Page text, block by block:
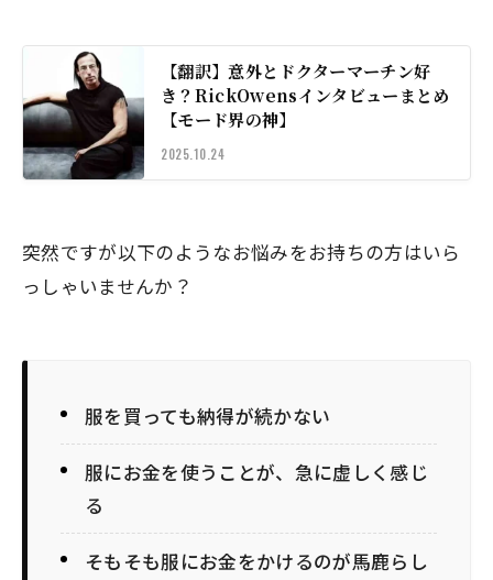
【翻訳】意外とドクターマーチン好
き？RickOwensインタビューまとめ
【モード界の神】
2025.10.24
突然ですが以下のようなお悩みをお持ちの方はいら
っしゃいませんか？
服を買っても納得が続かない
服にお金を使うことが、急に虚しく感じ
る
そもそも服にお金をかけるのが馬鹿らし